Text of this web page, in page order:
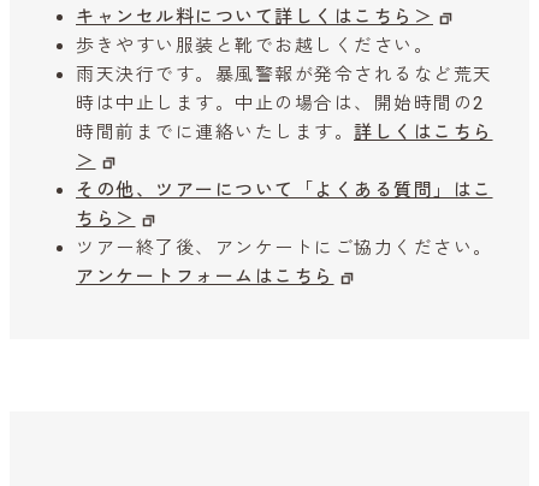
キャンセル料について詳しくはこちら＞
歩きやすい服装と靴でお越しください。
雨天決行です。暴風警報が発令されるなど荒天
時は中止します。中止の場合は、開始時間の2
時間前までに連絡いたします。 詳しくはこちら
＞
その他、ツアーについて「よくある質問」はこ
ちら＞
ツアー終了後、アンケートにご協力ください。
アンケートフォームはこちら